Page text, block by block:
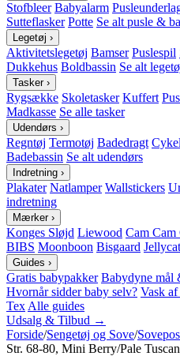
Stofbleer Babyalarm
Sutteflasker Potte Se alt pusle &
Legetøj ›
Aktivitetslegetøj Bamser Puslespil
Dukkehus Boldbassin Se alt
Tasker ›
Rygsække Skoletasker Kuffert
Madkasse Se alle tasker
Udendørs ›
Regntøj Termotøj Badedragt
Badebassin Se alt udendørs
Indretning ›
Plakater Natlamper Wallstickers
indretning
Mærker ›
Konges Sløjd Liewood Cam Cam
BIBS Moonboon Bisgaard Jellycat
Guides ›
Gratis babypakker Babydyne mål
Hvornår sidder baby selv? Vask af
Tex Alle guides
Udsalg & Tilbud →
Forside/Sengetøj og Sove/
Str. 68-80, Mini Berry/Pale